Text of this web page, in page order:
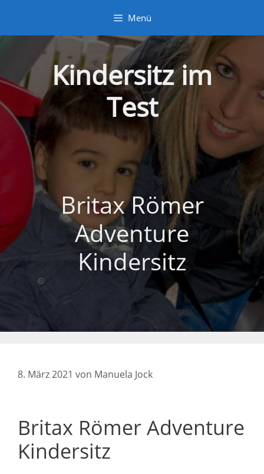
springen
Menü
Kindersitz im
Test
Britax Römer
Adventure
Kindersitz
8. März 2021 von Manuela Jock
Britax Römer Adventure
Kindersitz